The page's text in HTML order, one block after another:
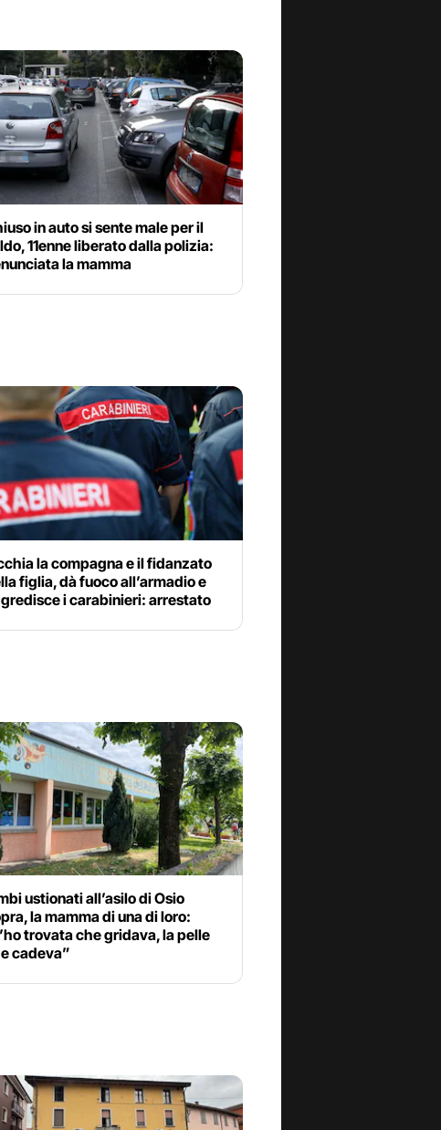
in auto si sente male per il
11enne liberato dalla polizia:
la mamma
la compagna e il fidanzato
figlia, dà fuoco all’armadio e
i carabinieri: arrestato
ustionati all’asilo di Osio
la mamma di una di loro:
trovata che gridava, la pelle
cadeva”